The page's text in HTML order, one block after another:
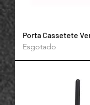
Porta Cassetete
Esgotado